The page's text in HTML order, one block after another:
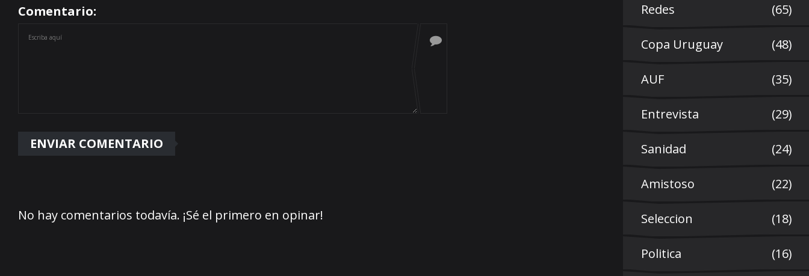
Comentario:
No hay comentarios todavía. ¡Sé el primero en opinar!
Redes (65)
Copa Uruguay (48)
AUF (35)
Entrevista (29)
Sanidad (24)
Amistoso (22)
Seleccion (18)
Politica (16)